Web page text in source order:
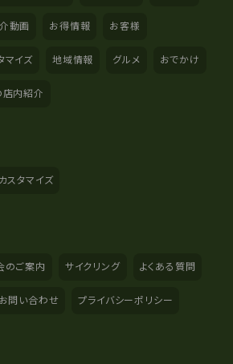
動画 お得情報 お客様
マイズ 地域情報 グルメ おでかけ
店内紹介
カスタマイズ
のご案内 サイクリング よくある質問
お問い合わせ プライバシーポリシー